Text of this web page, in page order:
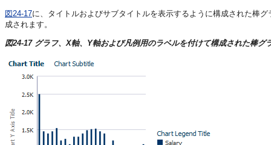
図24-17に、タイトルおよびサブタイトルを表示するように構成された棒
成されます。
図24-17 グラフ、X軸、Y軸および凡例用のラベルを付けて構成された棒グ